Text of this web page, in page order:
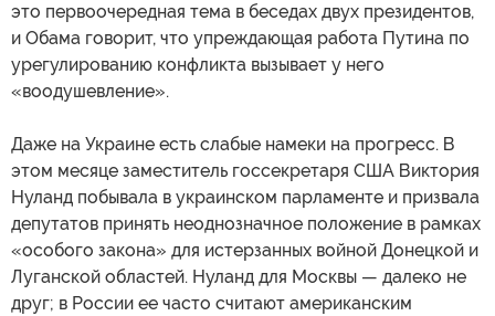
это первоочередная тема в беседах двух президентов,
и Обама говорит, что упреждающая работа Путина по
урегулированию конфликта вызывает у него
«воодушевление».
Даже на Украине есть слабые намеки на прогресс. В
этом месяце заместитель госсекретаря США Виктория
Нуланд побывала в украинском парламенте и призвала
депутатов принять неоднозначное положение в рамках
«особого закона» для истерзанных войной Донецкой и
Луганской областей. Нуланд для Москвы — далеко не
друг; в России ее часто считают американским